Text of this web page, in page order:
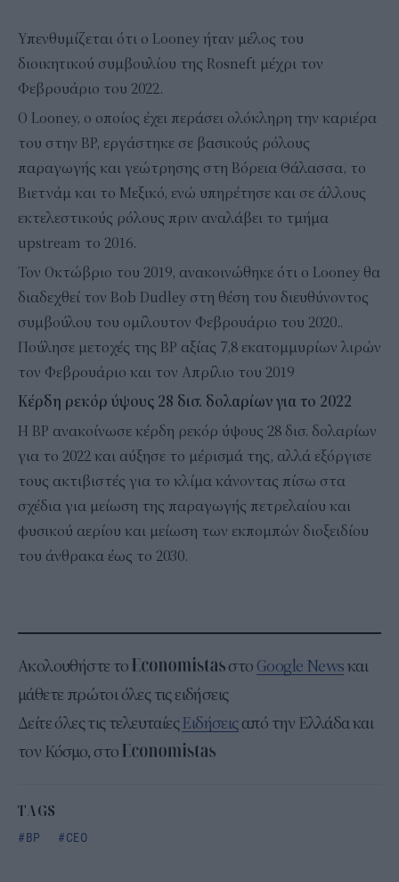
Υπενθυμίζεται ότι ο Looney ήταν μέλος του
διοικητικού συμβουλίου της Rosneft μέχρι τον
Φεβρουάριο του 2022.
Ο Looney, ο οποίος έχει περάσει ολόκληρη την καριέρα
του στην BP, εργάστηκε σε βασικούς ρόλους
παραγωγής και γεώτρησης στη Βόρεια Θάλασσα, το
Βιετνάμ και το Μεξικό, ενώ υπηρέτησε και σε άλλους
εκτελεστικούς ρόλους πριν αναλάβει το τμήμα
upstream το 2016.
Τον Οκτώβριο του 2019, ανακοινώθηκε ότι ο Looney θα
διαδεχθεί τον Bob Dudley στη θέση του διευθύνοντος
συμβούλου του ομίλουτον Φεβρουάριο του 2020..
Πούλησε μετοχές της BP αξίας 7,8 εκατομμυρίων λιρών
τον Φεβρουάριο και τον Απρίλιο του 2019
Κέρδη ρεκόρ ύψους 28 δισ. δολαρίων για το 2022
Η BP ανακοίνωσε κέρδη ρεκόρ ύψους 28 δισ. δολαρίων
για το 2022 και αύξησε το μέρισμά της, αλλά εξόργισε
τους ακτιβιστές για το κλίμα κάνοντας πίσω στα
σχέδια για μείωση της παραγωγής πετρελαίου και
φυσικού αερίου και μείωση των εκπομπών διοξειδίου
του άνθρακα έως το 2030.
Ακολουθήστε το στο Google Newsκαι
μάθετε πρώτοι όλες τις ειδήσεις
Δείτε όλες τις τελευταίεςΕιδήσειςαπό την Ελλάδα και
τον Κόσμο, στο
TAGS
BP
CEO